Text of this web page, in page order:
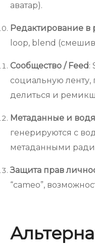
аватар).
Редактирование в
loop, blend
Сообщество / Feed:
социальную ленту,
делиться и
Метаданные и
генерируются с
метаданными ради
Защита прав
“cameo”,